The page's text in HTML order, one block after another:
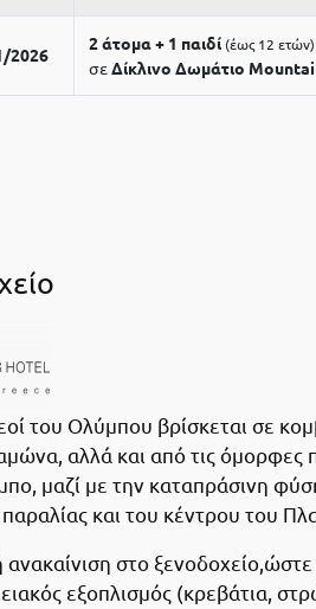
2026
2 άτομα + 1 παιδί έως 12 ετών
σεΔίκλινο Δωμάτιο
του Ολύμπου βρίσκεται σε
αλλά και από τις όμορφες
μαζί με την καταπράσινη
και του κέντρου του
ανακαίνιση στο
εξοπλισμός (κρεβάτια,